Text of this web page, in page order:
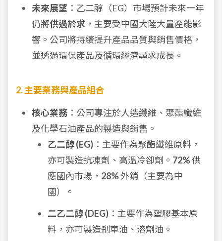
未來展望 ：乙二醇（EG）市場預計未來一年
仍將供過於求 ，主要受中國大陸大量產能影
響。公司將持續提升產品品質與銷售價格，
並透過環保產品及循環經濟尋求成長。
2. 主要業務與產品組合
核心業務 ：公司專注於人造纖維、聚酯纖維
及化學石油產品的製造與銷售。
乙二醇 (EG) ：主要作為聚酯纖維原料，
亦可製造抗凍劑、高溫冷卻劑。 72%供
應國內市場， 28%外銷（主要為中
國）。
二乙二醇 (DEG) ：主要作為塑膠基本原
料，亦可製造剎車油、溶劑油。